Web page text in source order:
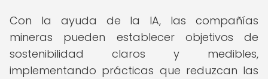
Con la ayuda de la IA, las compañías
mineras pueden establecer objetivos de
sostenibilidad claros y medibles,
implementando prácticas que reduzcan las